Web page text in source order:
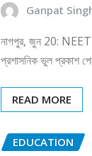
Ganpat
নাগপুর, জুন 20: NEET
প্রশাসনিক ভুল প্রকাশ
READ MORE
EDUCATION